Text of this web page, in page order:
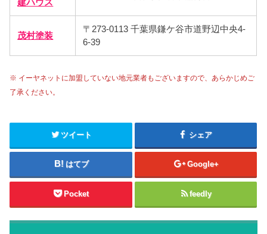
建ハウス
茂村塗装
〒273-0113 千葉県鎌ケ谷市道野辺中央4-
6-39
※ イーヤネットに加盟していない地元業者もございますので、あらかじめご
了承ください。
ツイート シェア
はてブ Google+
Pocket feedly